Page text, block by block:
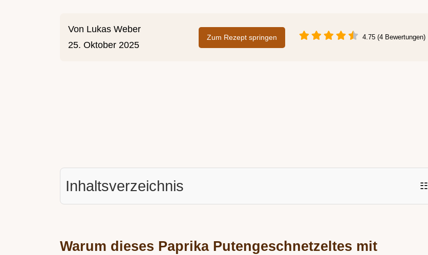
Von Lukas Weber
25. Oktober 2025
Zum Rezept springen 4.75 (4 Bewertungen)
Inhaltsverzeichnis ☷
Warum dieses Paprika Putengeschnetzeltes mit